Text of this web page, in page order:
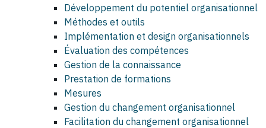
Développement du potentiel organisationnel
Méthodes et outils
Implémentation et design organisationnels
Évaluation des compétences
Gestion de la connaissance
Prestation de formations
Mesures
Gestion du changement organisationnel
Facilitation du changement organisationnel